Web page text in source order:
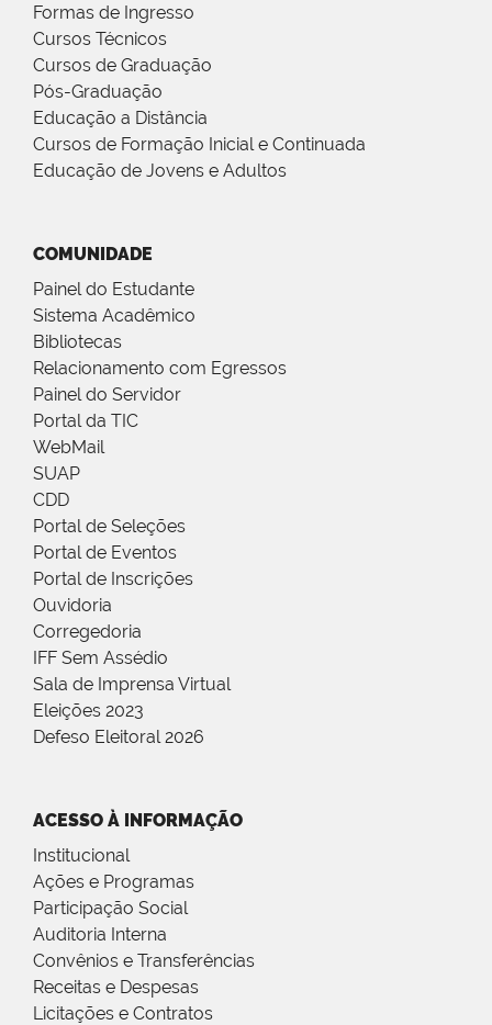
Formas de Ingresso
Cursos Técnicos
Cursos de Graduação
Pós-Graduação
Educação a Distância
Cursos de Formação Inicial e Continuada
Educação de Jovens e Adultos
COMUNIDADE
Painel do Estudante
Sistema Acadêmico
Bibliotecas
Relacionamento com Egressos
Painel do Servidor
Portal da TIC
WebMail
SUAP
CDD
Portal de Seleções
Portal de Eventos
Portal de Inscrições
Ouvidoria
Corregedoria
IFF Sem Assédio
Sala de Imprensa Virtual
Eleições 2023
Defeso Eleitoral 2026
ACESSO À INFORMAÇÃO
Institucional
Ações e Programas
Participação Social
Auditoria Interna
Convênios e Transferências
Receitas e Despesas
Licitações e Contratos